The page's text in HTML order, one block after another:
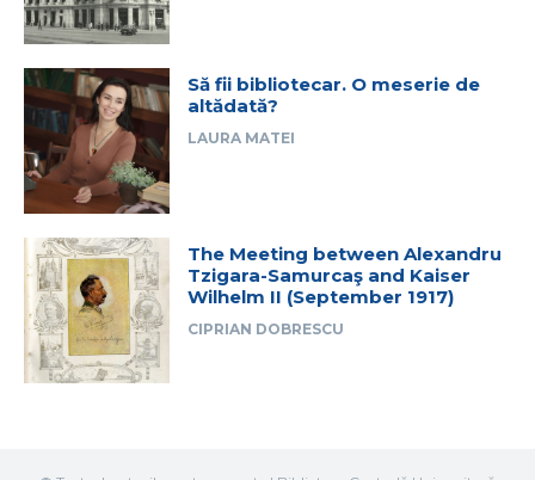
Să fii bibliotecar. O meserie de
altădată?
LAURA MATEI
The Meeting between Alexandru
Tzigara-Samurcaş and Kaiser
Wilhelm II (September 1917)
CIPRIAN DOBRESCU